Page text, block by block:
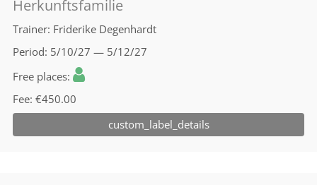
Herkunftsfamilie
Trainer Friderike Degenhardt
Period 5/10/27 — 5/12/27
Free places
Fee €450.00
custom_label_details